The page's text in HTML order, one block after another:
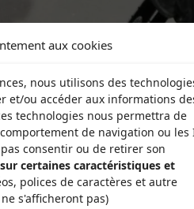
aux cookies
nous utilisons des
et/ou accéder aux informations
technologies nous permettra de
de navigation ou les
consentir ou de retirer son
certaines caractéristiques et
polices de caractères et autre
s'afficheront pas)